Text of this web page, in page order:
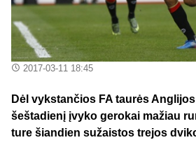
2017-03-11 18:45
Dėl vykstančios FA taurės
šeštadienį įvyko gerokai mažiau
ture šiandien sužaistos trejos